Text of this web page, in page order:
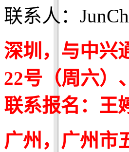
联系人：
深圳，与中兴
22号（周六）
联系报名：王
广州，广州市